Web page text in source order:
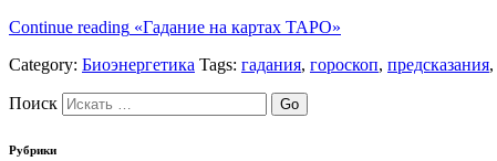
Continue reading «Гадание на картах ТАРО»
Category: Биоэнергетика Tags: гадания, гороскоп, предсказания,
Поиск
Рубрики